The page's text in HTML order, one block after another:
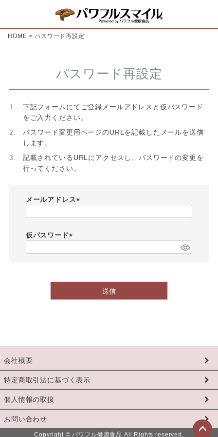
HOME パスワード再設定
パスワード再設定
下記フォームにてご登録メールアドレスと仮パスワード
をご入力ください。
パスワード変更用ページのURLを記載したメールを送信
します。
記載されているURLにアクセスし、パスワードの変更を
行ってください。
メールアドレス
仮パスワード
)
送信
会社概要
特定商取引法に基づく表示
個人情報の取扱
お問い合わせ
Copyright © パワフル健康食品 All Rights reserved.